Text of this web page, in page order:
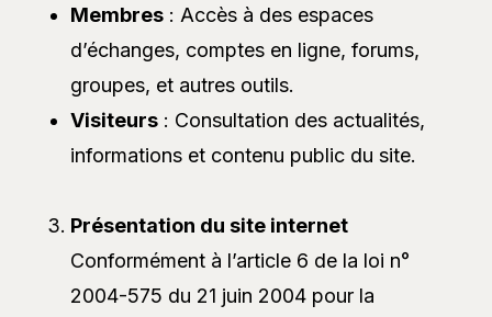
Membres : Accès à des espaces
d’échanges, comptes en ligne, forums,
groupes, et autres outils.
Visiteurs : Consultation des actualités,
informations et contenu public du site.
Présentation du site internet
Conformément à l’article 6 de la loi n°
2004-575 du 21 juin 2004 pour la